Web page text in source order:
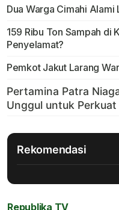
Dua Warga Cimahi Alami
159 Ribu Ton Sampah di
Penyelamat?
Pemkot Jakut Larang
Rekomendasi
Republika TV